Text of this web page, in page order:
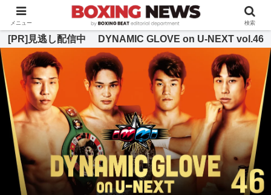
BOXING BEAT [ボクシング・ビート] 公式サイト
[PR]見逃し配信中 DYNAMIC GLOVE on U-NEXT vol.46
メニュー 検索